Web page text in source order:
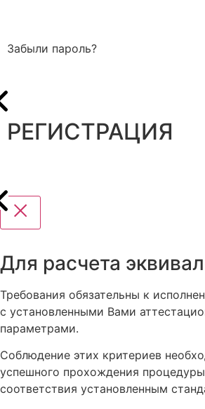
Забыли пароль?
РЕГИСТРАЦИЯ
Для расчета
Требования обязательны к
с установленными Вами
параметрами.
Соблюдение этих критериев
успешного прохождения
соответствия установленным